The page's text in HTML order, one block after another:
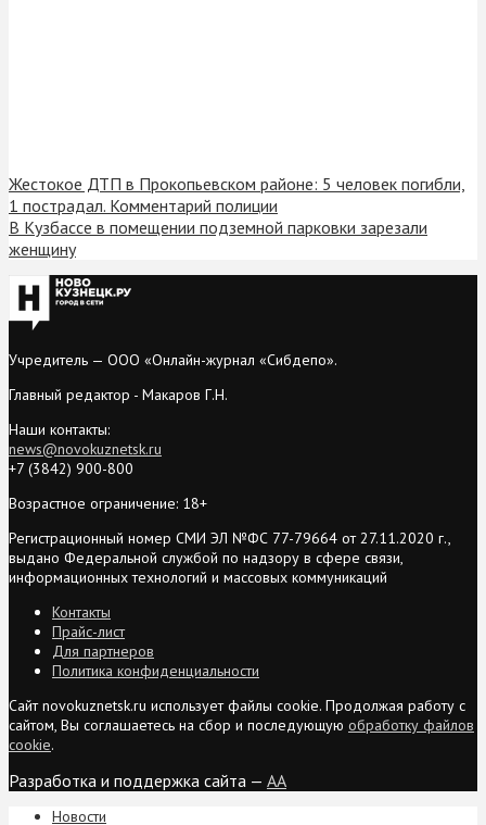
Жестокое ДТП в Прокопьевском районе: 5 человек погибли,
1 пострадал. Комментарий полиции
В Кузбассе в помещении подземной парковки зарезали
женщину
Учредитель — ООО «Онлайн-журнал «Сибдепо».
Главный редактор - Макаров Г.Н.
Наши контакты:
news@novokuznetsk.ru
+7 (3842) 900-800
Возрастное ограничение: 18+
Регистрационный номер СМИ ЭЛ №ФС 77-79664 от 27.11.2020 г.,
выдано Федеральной службой по надзору в сфере связи,
информационных технологий и массовых коммуникаций
Контакты
Прайс-лист
Для партнеров
Политика конфиденциальности
Сайт novokuznetsk.ru использует файлы cookie. Продолжая работу с
сайтом, Вы соглашаетесь на сбор и последующую обработку файлов
cookie.
Разработка и поддержка сайта — AA
Новости